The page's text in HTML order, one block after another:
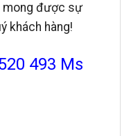
mong được sự
khách hàng!
493 Ms